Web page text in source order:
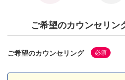
ご希望のカウンセリン
ご希望のカウンセリング 必須